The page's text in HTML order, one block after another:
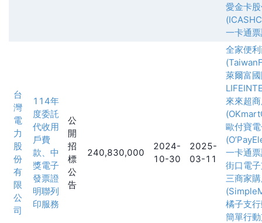
愛金卡
一卡通
台
灣
電
力
股
份
有
限
公
司
114年
度委託
代收用
戶費
款、中
獎電子
發票證
明聯列
印服務
公
開
招
標
公
告
240,830,000
2024-
10-30
2025-
03-11
全家便
萊爾富
來來超
歐付寶
一卡通
街口電
三商家
橘子支
簡單行